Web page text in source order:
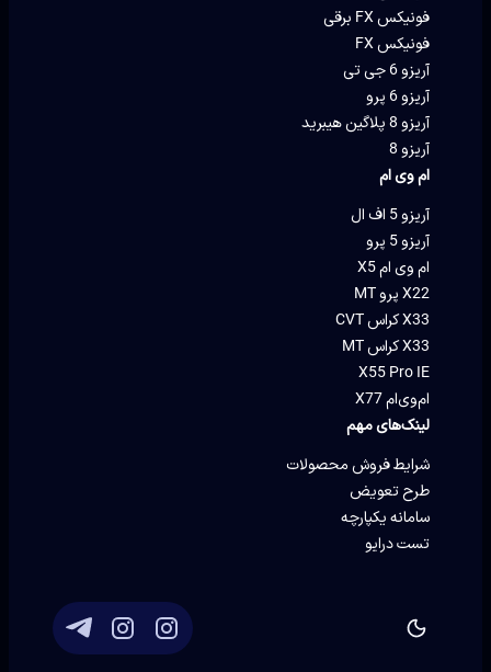
فونیکس FX برقی
فونیکس FX
آریزو 6 جی تی
آریزو 6 پرو
آریزو 8 پلاگین هیبرید
آریزو 8
ام وی ام
آریزو 5 اف ال
آریزو 5 پرو
ام وی ام X5
X22 پرو MT
X33 کراس CVT
X33 کراس MT
X55 Pro IE
ام‌وی‌ام X77
لینک‌های مهم
شرایط فروش محصولات
طرح تعویض
سامانه یکپارچه
تست درایو
Eron